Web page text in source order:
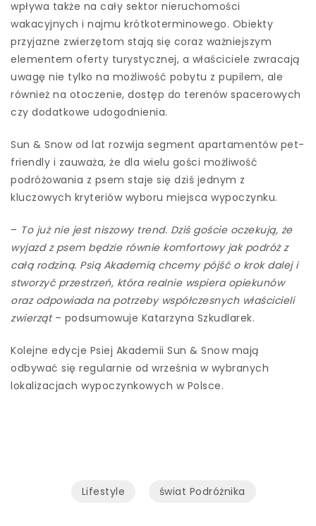
wpływa także na cały sektor nieruchomości
wakacyjnych i najmu krótkoterminowego. Obiekty
przyjazne zwierzętom stają się coraz ważniejszym
elementem oferty turystycznej, a właściciele zwracają
uwagę nie tylko na możliwość pobytu z pupilem, ale
również na otoczenie, dostęp do terenów spacerowych
czy dodatkowe udogodnienia.
Sun & Snow od lat rozwija segment apartamentów pet-
friendly i zauważa, że dla wielu gości możliwość
podróżowania z psem staje się dziś jednym z
kluczowych kryteriów wyboru miejsca wypoczynku.
– To już nie jest niszowy trend. Dziś goście oczekują, że
wyjazd z psem będzie równie komfortowy jak podróż z
całą rodziną. Psią Akademią chcemy pójść o krok dalej i
stworzyć przestrzeń, która realnie wspiera opiekunów
oraz odpowiada na potrzeby współczesnych właścicieli
zwierząt– podsumowuje Katarzyna Szkudlarek.
Kolejne edycje Psiej Akademii Sun & Snow mają
odbywać się regularnie od września w wybranych
lokalizacjach wypoczynkowych w Polsce.
Lifestyle świat Podróżnika